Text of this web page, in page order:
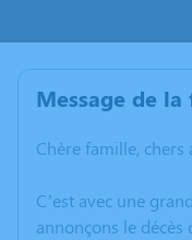
Message de
Chère famille, chers
C’est avec une
annonçons le décès